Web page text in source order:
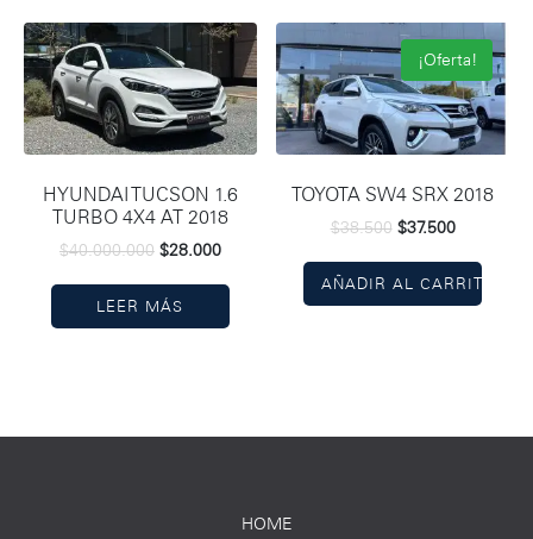
HYUNDAI TUCSON 1.6
TURBO 4X4 AT 2018
$40.000.000 $28.000
LEER MÁS
¡Oferta!
TOYOTA SW4 SRX 2018
$38.500 $37.500
AÑADIR AL CARRITO
HOME